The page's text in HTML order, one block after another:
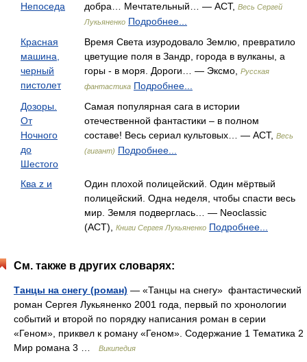
Непоседа
добра… Мечтательный… — АСТ, Весь Сергей
Лукьяненко Подробнее...
Красная
машина,
черный
пистолет
Время Света изуродовало Землю, превратило
цветущие поля в Зандр, города в вулканы, а
горы - в моря. Дороги… — Эксмо,
Русская
фантастика Подробнее...
Дозоры.
От
Ночного
до
Шестого
Самая популярная сага в истории
отечественной фантастики – в полном
составе! Весь сериал культовых… — АСТ, Весь
(гигант) Подробнее...
Ква z и
Один плохой полицейский. Один мёртвый
полицейский. Одна неделя, чтобы спасти весь
мир. Земля подверглась… — Neoclassic
(АСТ),
Книги Сергея Лукьяненко Подробнее...
См. также в других словарях:
Танцы на снегу (роман) — «Танцы на снегу» фантастический
роман Сергея Лукьяненко 2001 года, первый по хронологии
событий и второй по порядку написания роман в серии
«Геном», приквел к роману «Геном». Содержание 1 Тематика 2
Мир романа 3 …
Википедия